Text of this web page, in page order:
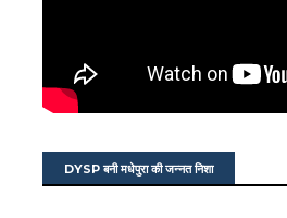
DYSP बनी मधेपुरा की जन्नत निशा